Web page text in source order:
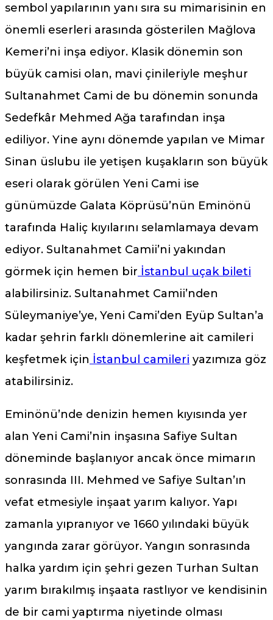
sembol yapılarının yanı sıra su mimarisinin en
önemli eserleri arasında gösterilen Mağlova
Kemeri’ni inşa ediyor. Klasik dönemin son
büyük camisi olan, mavi çinileriyle meşhur
Sultanahmet Cami de bu dönemin sonunda
Sedefkâr Mehmed Ağa tarafından inşa
ediliyor. Yine aynı dönemde yapılan ve Mimar
Sinan üslubu ile yetişen kuşakların son büyük
eseri olarak görülen Yeni Cami ise
günümüzde Galata Köprüsü’nün Eminönü
tarafında Haliç kıyılarını selamlamaya devam
ediyor. Sultanahmet Camii’ni yakından
görmek için hemen bir İstanbul uçak bileti
alabilirsiniz. Sultanahmet Camii’nden
Süleymaniye’ye, Yeni Cami’den Eyüp Sultan’a
kadar şehrin farklı dönemlerine ait camileri
keşfetmek için İstanbul camileri yazımıza göz
atabilirsiniz.
Eminönü’nde denizin hemen kıyısında yer
alan Yeni Cami’nin inşasına Safiye Sultan
döneminde başlanıyor ancak önce mimarın
sonrasında III. Mehmed ve Safiye Sultan’ın
vefat etmesiyle inşaat yarım kalıyor. Yapı
zamanla yıpranıyor ve 1660 yılındaki büyük
yangında zarar görüyor. Yangın sonrasında
halka yardım için şehri gezen Turhan Sultan
yarım bırakılmış inşaata rastlıyor ve kendisinin
de bir cami yaptırma niyetinde olması